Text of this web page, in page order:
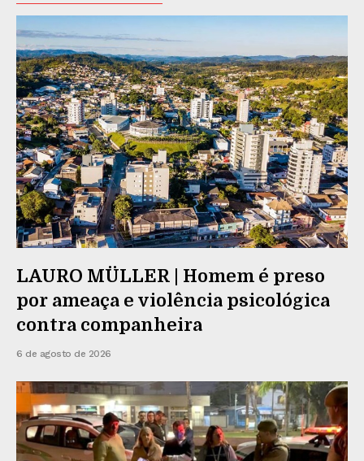
LAURO MÜLLER | Homem é preso
por ameaça e violência psicológica
contra companheira
6 de agosto de 2026